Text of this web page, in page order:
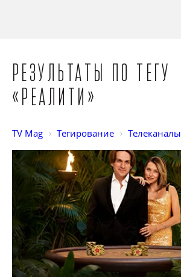
Результаты по тегу
«Реалити»
TV Mag Тегирование Телеканалы